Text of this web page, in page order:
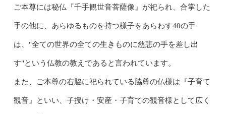
ご本尊には秘仏『千手観世音菩薩像』が祀られ、合掌した
手の他に、あらゆるものを持つ様子をあらわす40の手
は、"全ての世界の全ての生きものに慈悲の手を差し出
す"という仏教の教えであると言われています。
また、ご本尊の右脇に祀られている脇尊の仏様は『子育て
観音』といい、子授け・安産・子育ての観音様として広く